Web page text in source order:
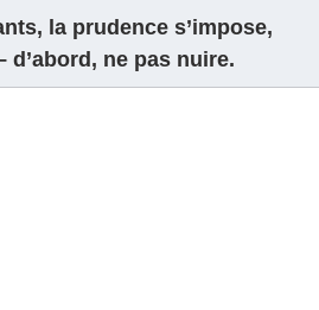
la prudence s’impose,
d’abord, ne pas nuire.